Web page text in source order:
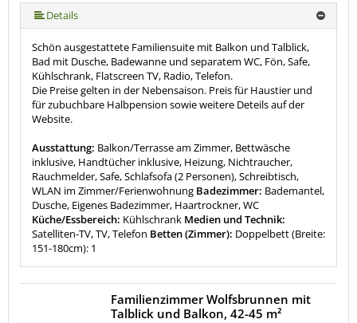
mehr (5 ) »
Details
Schön ausgestattete Familiensuite mit Balkon und Talblick,
Bad mit Dusche, Badewanne und separatem WC, Fön, Safe,
Kühlschrank, Flatscreen TV, Radio, Telefon.
Die Preise gelten in der Nebensaison. Preis für Haustier und
für zubuchbare Halbpension sowie weitere Deteils auf der
Website.
Ausstattung: Balkon/Terrasse am Zimmer, Bettwäsche
inklusive, Handtücher inklusive, Heizung, Nichtraucher,
Rauchmelder, Safe, Schlafsofa (2 Personen), Schreibtisch,
WLAN im Zimmer/Ferienwohnung Badezimmer: Bademantel,
Dusche, Eigenes Badezimmer, Haartrockner, WC
Küche/Essbereich: Kühlschrank Medien und Technik:
Satelliten-TV, TV, Telefon Betten (Zimmer): Doppelbett (Breite:
151-180cm): 1
Familienzimmer Wolfsbrunnen mit
Talblick und Balkon, 42-45 m²